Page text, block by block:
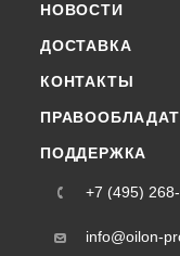
НОВОСТИ
ДОСТАВКА
КОНТАКТЫ
ПОДДЕРЖКА
+7 (495)
info@oilon-